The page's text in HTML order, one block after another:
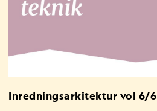
Inredningsarkitektur vol 6/6